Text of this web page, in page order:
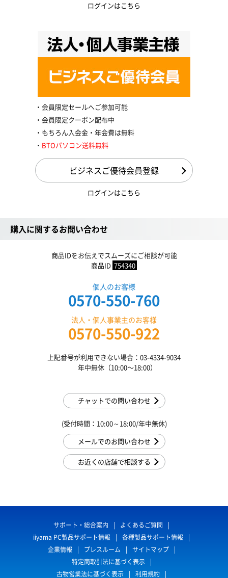
ログインはこちら
会員限定セールへご参加可能
会員限定クーポン配布中
もちろん入会金・年会費は無料
BTOパソコン送料無料
ビジネスご優待会員登録
ログインはこちら
購入に関するお問い合わせ
商品IDをお伝えでスムーズにご相談が可能
商品ID 754340
個人のお客様
0570-550-760
法人・個人事業主のお客様
0570-550-922
上記番号が利用できない場合：03-4334-9034
年中無休（10:00〜18:00）
チャットでの問い合わせ
(受付時間：10:00～18:00/年中無休)
メールでのお問い合わせ
お近くの店舗で相談する
サポート・総合案内
よくあるご質問
iiyama PC製品サポート情報
各種製品サポート情報
企業情報
プレスルーム
サイトマップ
特定商取引法に基づく表示
古物営業法に基づく表示
利用規約